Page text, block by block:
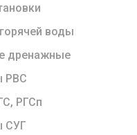
воды
дренажные
РВС
РГСп
СУГ